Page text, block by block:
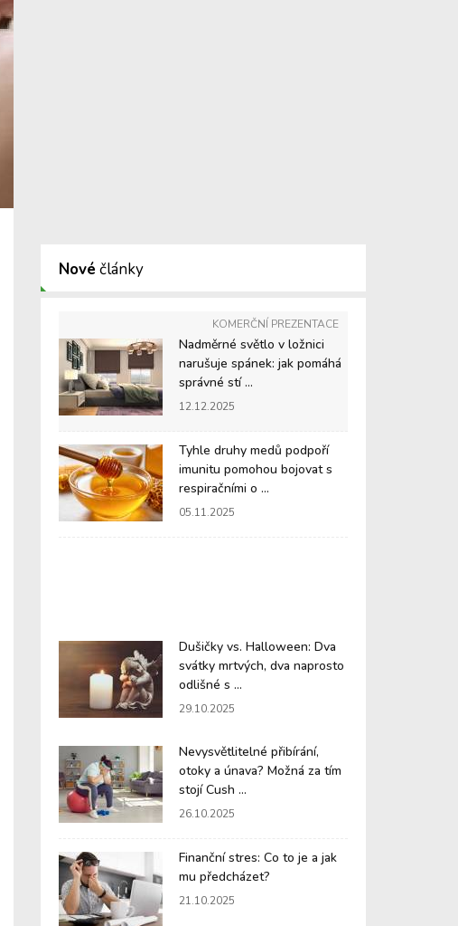
Nové články
KOMERČNÍ PREZENTACE
Nadměrné světlo v ložnici
narušuje spánek: jak pomáhá
správné stí ...
12.12.2025
Tyhle druhy medů podpoří
imunitu pomohou bojovat s
respiračními o ...
05.11.2025
Dušičky vs. Halloween: Dva
svátky mrtvých, dva naprosto
odlišné s ...
29.10.2025
Nevysvětlitelné přibírání,
otoky a únava? Možná za tím
stojí Cush ...
26.10.2025
Finanční stres: Co to je a jak
mu předcházet?
21.10.2025